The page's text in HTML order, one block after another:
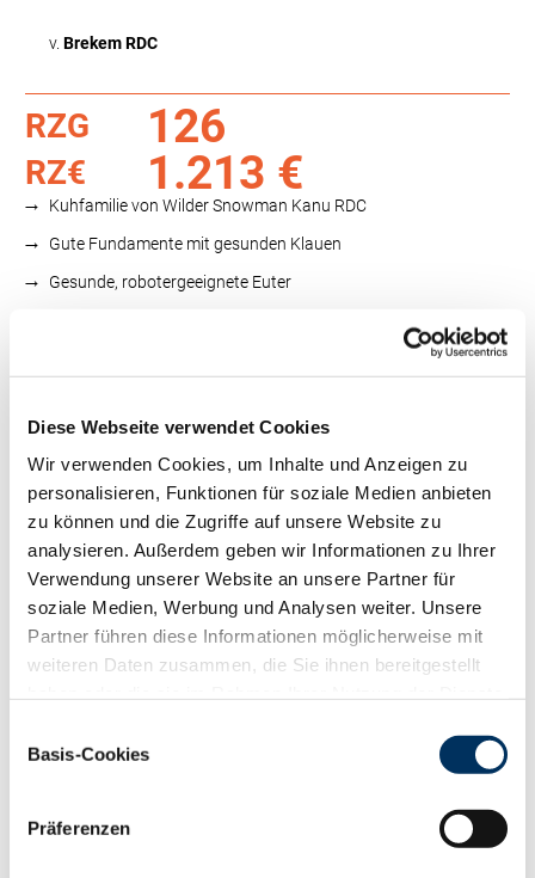
Diese Webseite verwendet Cookies
Wir verwenden Cookies, um Inhalte und Anzeigen zu
personalisieren, Funktionen für soziale Medien anbieten
zu können und die Zugriffe auf unsere Website zu
analysieren. Außerdem geben wir Informationen zu Ihrer
Verwendung unserer Website an unsere Partner für
soziale Medien, Werbung und Analysen weiter. Unsere
Partner führen diese Informationen möglicherweise mit
weiteren Daten zusammen, die Sie ihnen bereitgestellt
Cookies, wenn Sie unsere Webseite weiterhin nutzen.
Basis-Cookies
Präferenzen
v. Brekem RDC
RZG 126
RZ€ 1.213 €
Kuhfamilie von Wilder Snowman Kanu RDC
Gute Fundamente mit gesunden Klauen
Gesunde, robotergeeignete Euter
Funktionalität
RZN
RZS
RZKd
RZKm
108
RZÖko
Gesundheit
88 100 112 124
RZGesund
RZMetabol
112
100
RZKälberfit 102